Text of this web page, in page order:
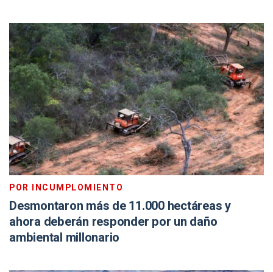
POR INCUMPLOMIENTO
Desmontaron más de 11.000 hectáreas y
ahora deberán responder por un daño
ambiental millonario